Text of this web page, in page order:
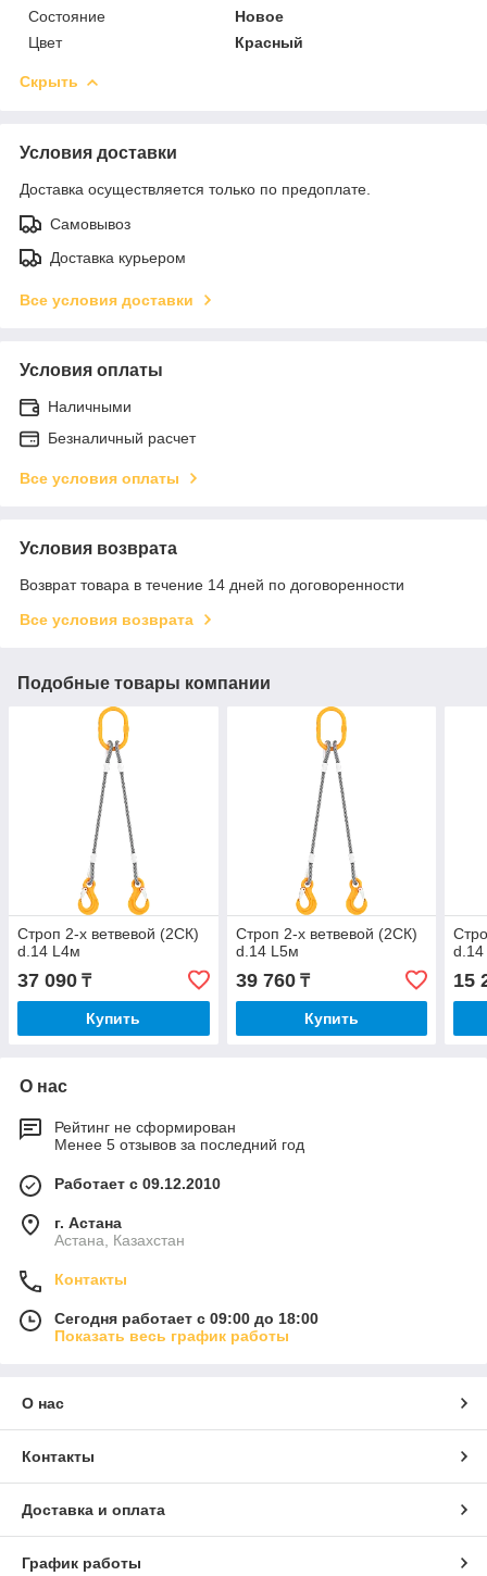
Состояние
Новое
Цвет
Красный
Скрыть
Условия доставки
Доставка осуществляется только по предоплате.
Самовывоз
Доставка курьером
Все условия доставки
Условия оплаты
Наличными
Безналичный расчет
Все условия оплаты
Условия возврата
Возврат товара в течение 14 дней по договоренности
Все условия возврата
Подобные товары компании
Строп 2-х ветвевой (2СК)
d.14 L4м
37 090 ₸
Купить
Строп 2-х ветвевой (2СК)
d.14 L5м
39 760₸
Купить
15
О нас
Рейтинг не сформирован
Менее 5 отзывов за последний год
Работает с 09.12.2010
г. Астана
Астана, Казахстан
Контакты
Сегодня работает с 09:00 до 18:00
Показать весь график работы
О нас
Контакты
Доставка и оплата
График работы